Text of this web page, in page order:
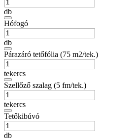
db
Hófogó
db
Párazáró tetőfólia (75 m2/tek.)
tekercs
Szellőző szalag (5 fm/tek.)
tekercs
Tetőkibúvó
db